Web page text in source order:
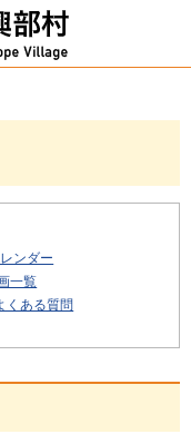
西
部
情
報
ンダー
一覧
くある質問